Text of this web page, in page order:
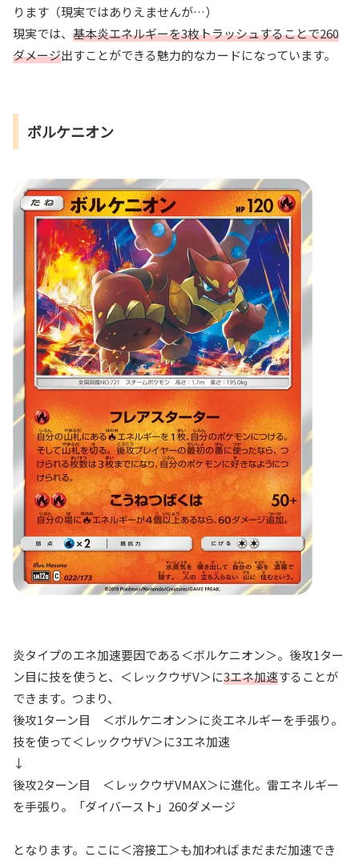
ります（現実ではありえませんが…）
現実では、 基本炎エネルギーを3枚トラッシュすることで260
ダメージ出すことができる魅力的なカードになっています。
ボルケニオン
炎タイプのエネ加速要因である＜ボルケニオン＞。後攻1ター
ン目に技を使うと、＜レックウザV＞に3エネ加速することが
できます。つまり、
後攻1ターン目 ＜ボルケニオン＞に炎エネルギーを手張り。
技を使って＜レックウザV＞に3エネ加速
↓
後攻2ターン目 ＜レックウザVMAX＞に進化。雷エネルギー
を手張り。「ダイバースト」260ダメージ
となります。ここに＜溶接工＞も加わればまだまだ加速でき